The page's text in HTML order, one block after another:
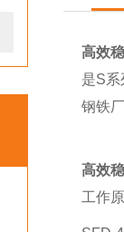
高效
是S
钢铁
高效
工作